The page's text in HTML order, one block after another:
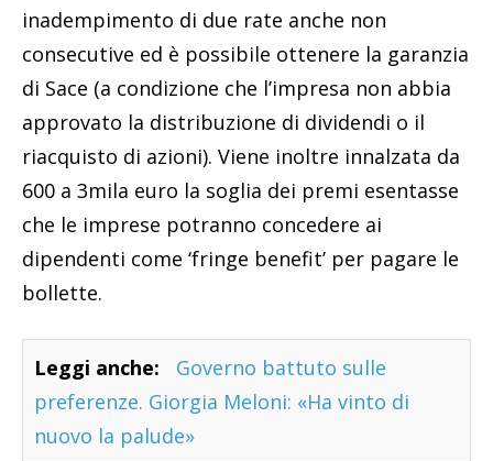
inadempimento di due rate anche non
consecutive ed è possibile ottenere la garanzia
di Sace (a condizione che l’impresa non abbia
approvato la distribuzione di dividendi o il
riacquisto di azioni). Viene inoltre innalzata da
600 a 3mila euro la soglia dei premi esentasse
che le imprese potranno concedere ai
dipendenti come ‘fringe benefit’ per pagare le
bollette.
Leggi anche:
Governo battuto sulle
preferenze. Giorgia Meloni: «Ha vinto di
nuovo la palude»